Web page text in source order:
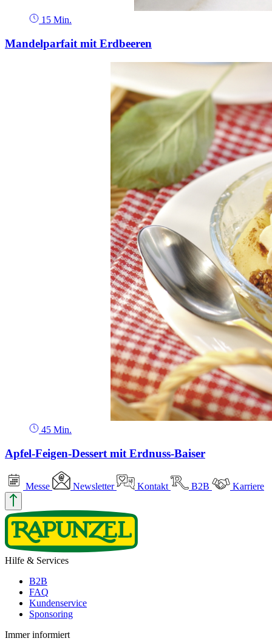
15 Min.
Mandelparfait mit Erdbeeren
45 Min.
Apfel-Feigen-Dessert mit Erdnuss-Baiser
Messe Newsletter Kontakt B2B Karriere
Hilfe & Services
B2B
FAQ
Kundenservice
Sponsoring
Immer informiert